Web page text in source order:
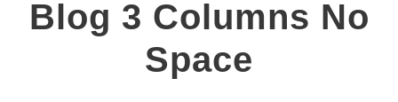
Blog 3 Columns No
Space